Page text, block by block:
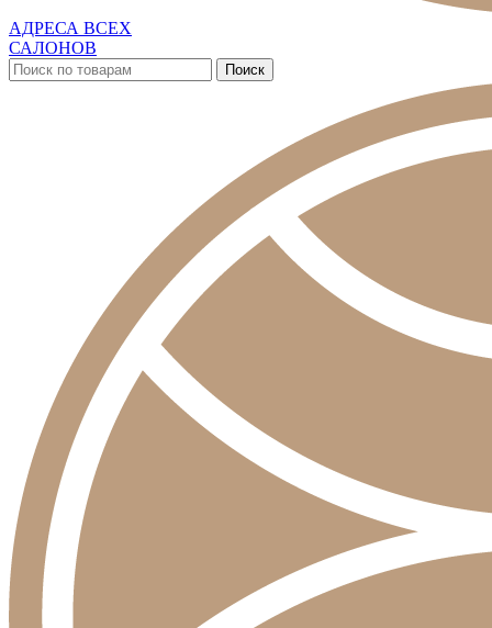
АДРЕСА ВСЕХ
САЛОНОВ